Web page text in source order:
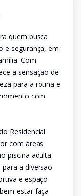
quem busca
e segurança, em
Com
a sensação de
para a rotina e
com
Residencial
com áreas
piscina adulta
a diversão
e espaço
estar faça